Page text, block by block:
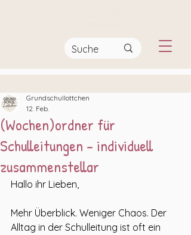
(Wochen)ordner für
Schulleitungen - individuell
zusammenstellar
Grundschullottchen
12. Feb.
Hallo ihr Lieben,
Mehr Überblick. Weniger Chaos. Der
Alltag in der Schulleitung ist oft ein